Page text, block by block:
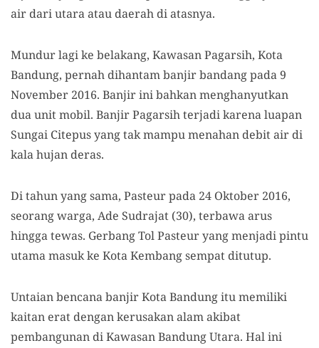
air dari utara atau daerah di atasnya.
Mundur lagi ke belakang, Kawasan Pagarsih, Kota
Bandung, pernah dihantam banjir bandang pada 9
November 2016. Banjir ini bahkan menghanyutkan
dua unit mobil. Banjir Pagarsih terjadi karena luapan
Sungai Citepus yang tak mampu menahan debit air di
kala hujan deras.
Di tahun yang sama, Pasteur pada 24 Oktober 2016,
seorang warga, Ade Sudrajat (30), terbawa arus
hingga tewas. Gerbang Tol Pasteur yang menjadi pintu
utama masuk ke Kota Kembang sempat ditutup.
Untaian bencana banjir Kota Bandung itu memiliki
kaitan erat dengan kerusakan alam akibat
pembangunan di Kawasan Bandung Utara. Hal ini